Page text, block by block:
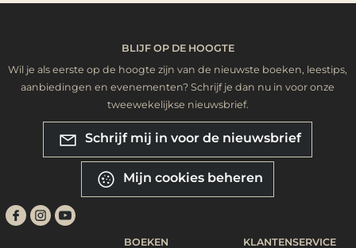
BLIJF OP DE HOOGTE
Wil je als eerste op de hoogte zijn van de nieuwste boeken, leestips,
aanbiedingen en evenementen? Schrijf je dan nu in voor onze
tweewekelijkse nieuwsbrief.
Schrijf mij in voor de nieuwsbrief
Mijn cookies beheren
BOEKEN KLANTENSERVICE